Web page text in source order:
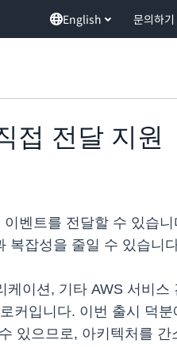
English 문의하기
접 전달 지원
벤트를 전달할 수 있습
복잡성을 줄일 수 있습니
이션, 기타 AWS 서비
커입니다. 이번 출시 덕
있으므로, 아키텍처를